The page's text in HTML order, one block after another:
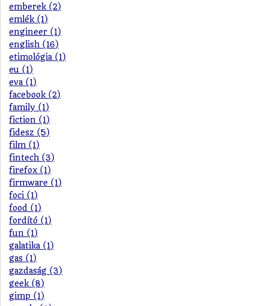
emberek (2)
emlék (1)
engineer (1)
english (16)
etimológia (1)
eu (1)
eva (1)
facebook (2)
family (1)
fiction (1)
fidesz (5)
film (1)
fintech (3)
firefox (1)
firmware (1)
foci (1)
food (1)
fordító (1)
fun (1)
galatika (1)
gas (1)
gazdaság (3)
geek (8)
gimp (1)